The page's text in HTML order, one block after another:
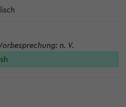
n. V.